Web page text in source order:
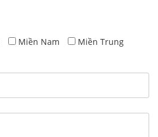
Miền Nam Miền Trung